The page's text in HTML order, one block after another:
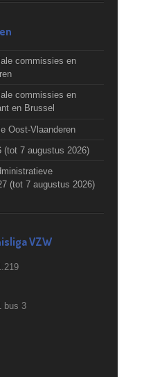
commissies en
commissies en
en Brussel
Oost-Vlaanderen
(tot 7 augustus 2026)
(tot 7 augustus 2026)
VZW
bus 3